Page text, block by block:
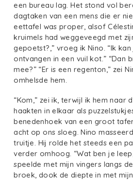
een bureau lag. Het stond vol
dagtaken van een mens die er
eettafel was proper, alsof
kruimels had weggeveegd met
gepoetst?,” vroeg ik Nino. “Ik
ontvangen in een vuil kot.” “Dan
mee?” “Er is een regenton,” zei
omhelsde hem.
“Kom,” zei ik, terwijl ik hem naar
haakten in elkaar als
benedenhoek van een groot
acht op ons sloeg. Nino
truitje. Hij rolde het steeds een
verder omhoog. “Wat ben je
speelde met mijn vingers langs
broek, dook de diepte in met